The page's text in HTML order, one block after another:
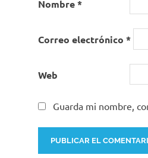
Nombre*
Correo electrónico *
Web
Guarda mi nombre,